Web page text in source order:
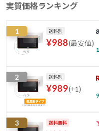
実質価格ランキング
1 送料別
¥988(最安値)
2 送料別
¥989(+1)
9
3 送料無料